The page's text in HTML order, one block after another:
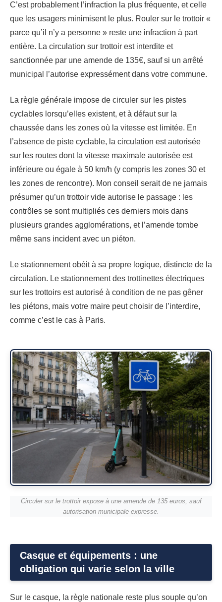
C’est probablement l’infraction la plus fréquente, et celle
que les usagers minimisent le plus. Rouler sur le trottoir «
parce qu’il n’y a personne » reste une infraction à part
entière. La circulation sur trottoir est interdite et
sanctionnée par une amende de 135€, sauf si un arrêté
municipal l’autorise expressément dans votre commune.
La règle générale impose de circuler sur les pistes
cyclables lorsqu’elles existent, et à défaut sur la
chaussée dans les zones où la vitesse est limitée. En
l’absence de piste cyclable, la circulation est autorisée
sur les routes dont la vitesse maximale autorisée est
inférieure ou égale à 50 km/h (y compris les zones 30 et
les zones de rencontre). Mon conseil serait de ne jamais
présumer qu’un trottoir vide autorise le passage : les
contrôles se sont multipliés ces derniers mois dans
plusieurs grandes agglomérations, et l’amende tombe
même sans incident avec un piéton.
Le stationnement obéit à sa propre logique, distincte de la
circulation. Le stationnement des trottinettes électriques
sur les trottoirs est autorisé à condition de ne pas gêner
les piétons, mais votre maire peut choisir de l’interdire,
comme c’est le cas à Paris.
Circuler sur le trottoir expose à une amende de 135 euros, sauf
autorisation municipale expresse.
Casque et équipements : une
obligation qui varie selon la ville
Sur le casque, la règle nationale reste plus souple qu’on